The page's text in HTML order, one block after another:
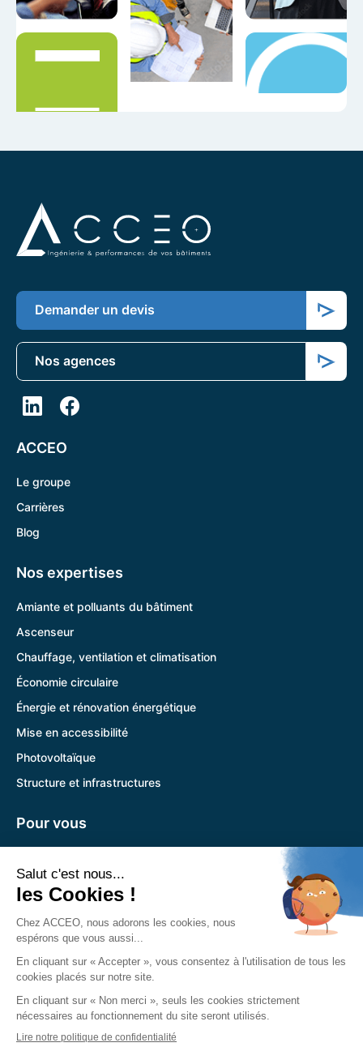
Demander un devis
Nos agences
ACCEO
Le groupe
Carrières
Blog
Nos expertises
Amiante et polluants du bâtiment
Ascenseur
Chauffage, ventilation et climatisation
Économie circulaire
Énergie et rénovation énergétique
Mise en accessibilité
Photovoltaïque
Structure et infrastructures
Pour vous
Trouver l’agence la plus proche
Nous retrouver
785 Voie Antiope 13600 La Ciotat
04 89 12 08 31
Du lundi au vendredi :
8h30-12h30